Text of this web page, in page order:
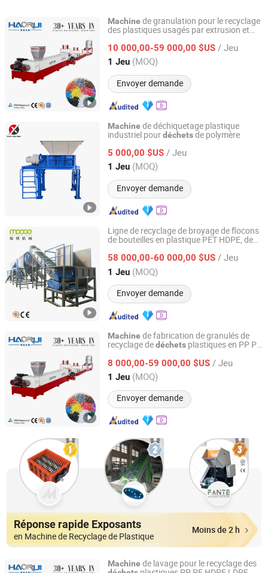
Machine de granulation pour le recyclage
des plastiques usagés par extrusion et
10 000,00-59 000,00 $US / Jeu
1 Jeu (MOQ)
Envoyer demande
Baoding Haorui Machinery Manufacturing Co., Ltd
Hebei, China Depuis 2023
Machine de déchiquetage plastique
industriel pourdéchetsde polymère
5 000,00 $US / Jeu
1 Jeu (MOQ)
Envoyer demande
Maanshan Xinye Machinery Tool Co., Ltd.
Anhui, China Depuis 2025
Ligne de recyclage de broyage de flocons
de bouteilles en plastique PET HDPE, de
PVC, de LDPE, LLDPE, PP, film PE, sacs
tissés jumbo
58 000,00-60 000,00 $US / Jeu
1 Jeu (MOQ)
Envoyer demande
Jiangsu Mooge Machine Co., Ltd.
Jiangsu, China Depuis 2008
Machine de fabrication de granulés de
recyclage dedéchets plastiques en PP PE
8 000,00-59 000,00 $US / Jeu
1 Jeu (MOQ)
Envoyer demande
Baoding Haorui Machinery Manufacturing Co., Ltd
Hebei, China Depuis 2023
Réponse rapide Exposants
en Machine de Recyclage de Plastique
Moins de 2 h
Machine de lavage pour le recyclage des